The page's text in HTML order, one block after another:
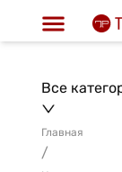
Все
Главная
/